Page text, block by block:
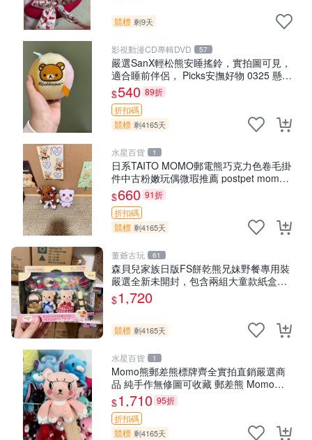
競標 剩9天
影視動漫CD專輯DVD 57
嚴選SanX輕松熊安睡搖鈴，實拍圖可見，
適合睡前伴侶， Picks安撫好物 0325 懸吊
電腦
$540 89折
折扣碼
競標 剩4165天
水星百貨 1
日系TAITO MOMO郵電熊巧克力色卷毛掛
件中古粉嫩玩偶微瑕推薦 postpet momo
郵電熊 中古玩偶
$660 91折
折扣碼
競標 剩4165天
董爺古玩 61
森貝兒家族日版FS餅乾熊兄妹野餐專用裝
嚴選全新未開封，包含兩組大童款紙盒
裝，適合收藏與分享。 餅乾熊兄妹、野
餐、收藏
$1,720
競標 剩4165天
水星百貨 1
Momo熊郵差熊標牌齊全實拍直銷嚴選商
品 純手作無修圖可收藏 郵差熊 Momo熊
標牌 商品
$1,710 95折
折扣碼
競標 剩4165天